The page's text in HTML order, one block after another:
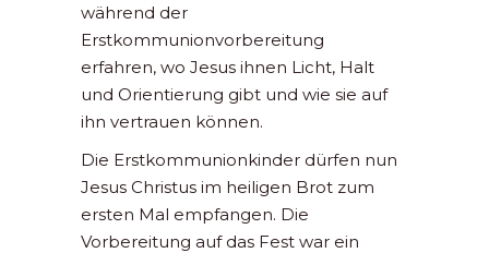
während der
Erstkommunionvorbereitung
erfahren, wo Jesus ihnen Licht, Halt
und Orientierung gibt und wie sie auf
ihn vertrauen können.
Die Erstkommunionkinder dürfen nun
Jesus Christus im heiligen Brot zum
ersten Mal empfangen. Die
Vorbereitung auf das Fest war ein